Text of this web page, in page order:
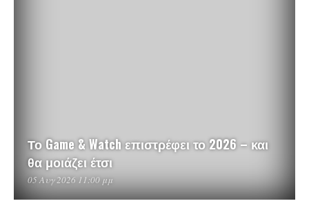
Το Game & Watch επιστρέφει το 2026 – και
θα μοιάζει έτσι
05 Αυγ 2026 11:00 μμ